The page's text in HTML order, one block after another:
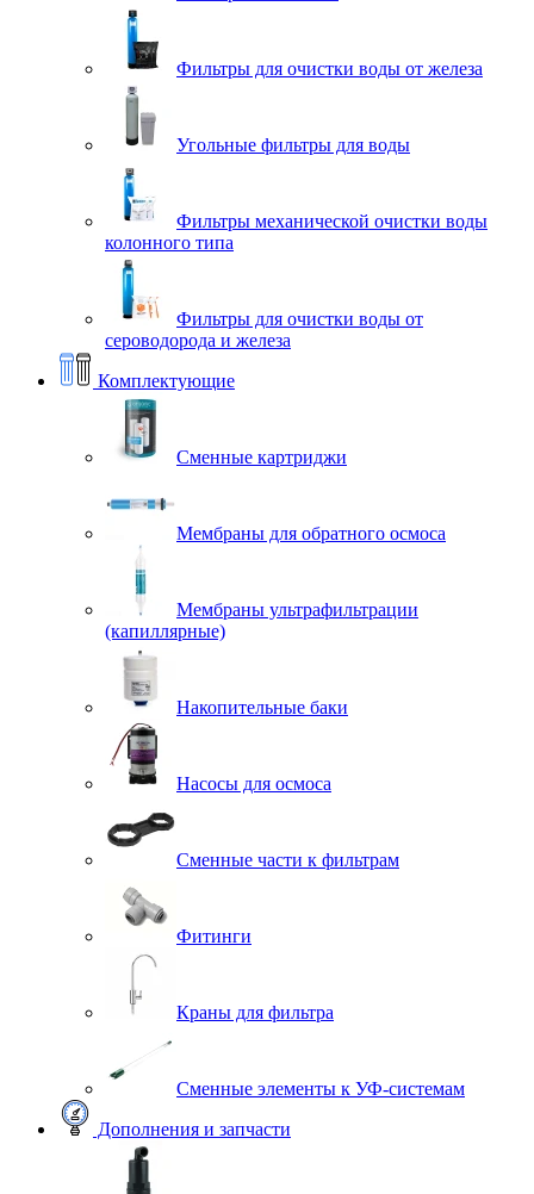
Фильтры для очистки воды от железа
Угольные фильтры для воды
Фильтры механической очистки воды
колонного типа
Фильтры для очистки воды от
сероводорода и железа
Комплектующие
Сменные картриджи
Мембраны для обратного осмоса
Мембраны ультрафильтрации
(капиллярные)
Накопительные баки
Насосы для осмоса
Сменные части к фильтрам
Фитинги
Краны для фильтра
Сменные элементы к УФ-системам
Дополнения и запчасти